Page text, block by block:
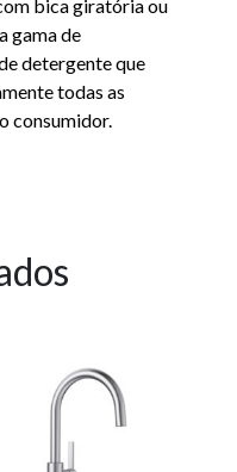
bica giratória ou
gama de
detergente que
todas as
consumidor.